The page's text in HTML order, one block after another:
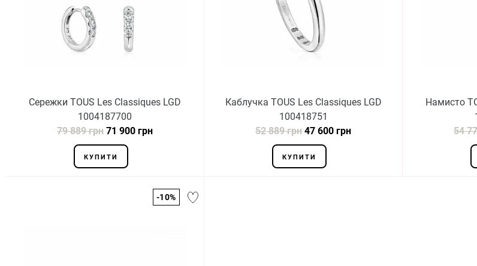
Сережки TOUS Les Classiques LGD
1004187700
79 889 грн 71 900 грн
КУПИТИ
Каблучка TOUS Les Classiques LGD
100418751
52 889 грн 47 600 грн
КУПИТИ
Намисто
54
-10%